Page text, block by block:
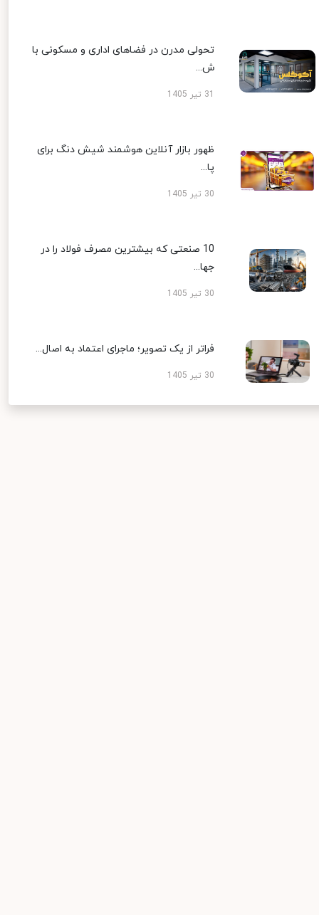
تحولی مدرن در فضاهای اداری و مسکونی با
ش...
ظهور بازار آنلاین هوشمند شیش دنگ برای
پا...
30 تیر 1405
10 صنعتی که بیشترین مصرف فولاد را در
جها...
30 تیر 1405
فراتر از یک تصویر؛ ماجرای اعتماد به اصال...
30 تیر 1405